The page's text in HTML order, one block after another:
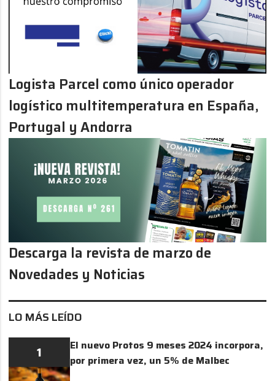
LO MÁS LEÍDO
1
El nuevo Protos 9 meses 2024 incorpora,
por primera vez, un 5% de Malbec
Logista Parcel como único operador
logístico multitemperatura en España,
Portugal y Andorra
Descarga la revista de marzo de
Novedades y Noticias